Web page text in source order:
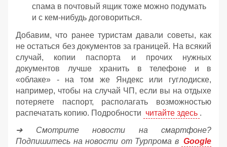
спама в почтовый ящик тоже можно подумать
и с кем-нибудь договориться.
Добавим, что ранее туристам давали советы, как
не остаться без документов за границей. На всякий
случай, копии паспорта и прочих нужных
документов лучше хранить в телефоне и в
«облаке» - на том же Яндекс или гуглодиске,
например, чтобы на случай ЧП, если вы на отдыхе
потеряете паспорт, располагать возможностью
распечатать копию. Подробности читайте здесь .
➔ Смотрите новости на смартфоне?
Подпишитесь на новости от Турпрома в Google